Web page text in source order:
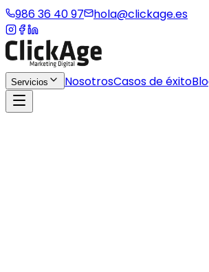
986 36 40 97 hola@clickage.es
Servicios NosotrosCasos de éxito